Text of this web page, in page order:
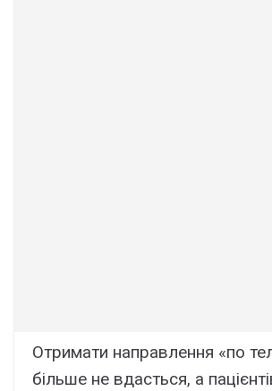
Отримати направлення «по
більше не вдасться, а